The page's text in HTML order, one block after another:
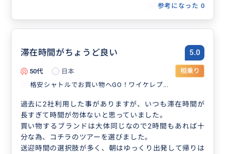
参考になった 0
滞在時間がちょうど良い 5.0
50代 日本
相乗り
格安シャトルでお買い物へGO！ワイケレプ...
過去に2社利用した事がありますが、いつも滞在時間が
長すぎて時間が勿体ないと思っていました。
買い物するブランドは大体同じなので2時間もあれば十
分な為、コチラのツアーを選びました。
送迎時間の選択肢が多く、朝はゆっくり出発して帰りは